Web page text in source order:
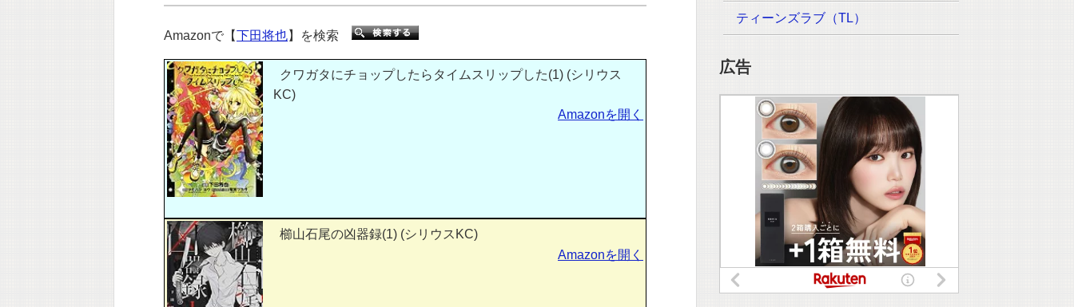
Amazonで【下田将也】を検索
クワガタにチョップしたらタイムスリップした(1) (シリウス
KC)
Amazonを開く
櫛山石尾の凶器録(1) (シリウスKC)
Amazonを開く
ティーンズラブ（TL）
広告